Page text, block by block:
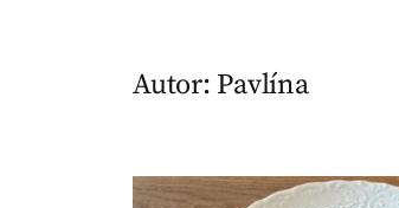
Autor: Pavlína